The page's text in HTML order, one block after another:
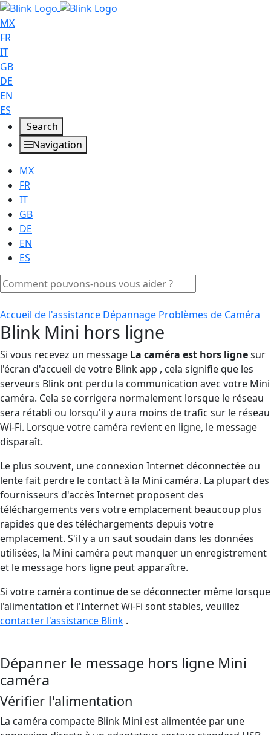
MX
FR
IT
GB
DE
EN
ES
Search
Navigation
MX
FR
IT
GB
DE
EN
ES
Accueil de l'assistance Dépannage Problèmes de Caméra
Blink Mini hors ligne
Si vous recevez un message La caméra est hors lignesur
l'écran d'accueil de votre Blink app , cela signifie que les
serveurs Blink ont perdu la communication avec votre Mini
caméra. Cela se corrigera normalement lorsque le réseau
sera rétabli ou lorsqu'il y aura moins de trafic sur le réseau
Wi-Fi. Lorsque votre caméra revient en ligne, le message
disparaît.
Le plus souvent, une connexion Internet déconnectée ou
lente fait perdre le contact à la Mini caméra. La plupart des
fournisseurs d'accès Internet proposent des
téléchargements vers votre emplacement beaucoup plus
rapides que des téléchargements depuis votre
emplacement. S'il y a un saut soudain dans les données
utilisées, la Mini caméra peut manquer un enregistrement
et le message hors ligne peut apparaître.
Si votre caméra continue de se déconnecter même lorsque
l'alimentation et l'Internet Wi-Fi sont stables, veuillez
contacter l'assistance Blink .
Dépanner le message hors ligne Mini
caméra
Vérifier l'alimentation
La caméra compacte Blink Mini est alimentée par une